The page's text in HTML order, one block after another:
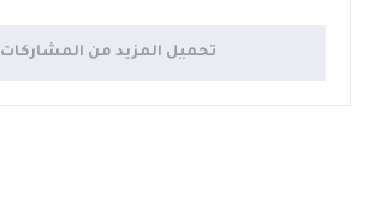
تحميل المزيد من المشاركات